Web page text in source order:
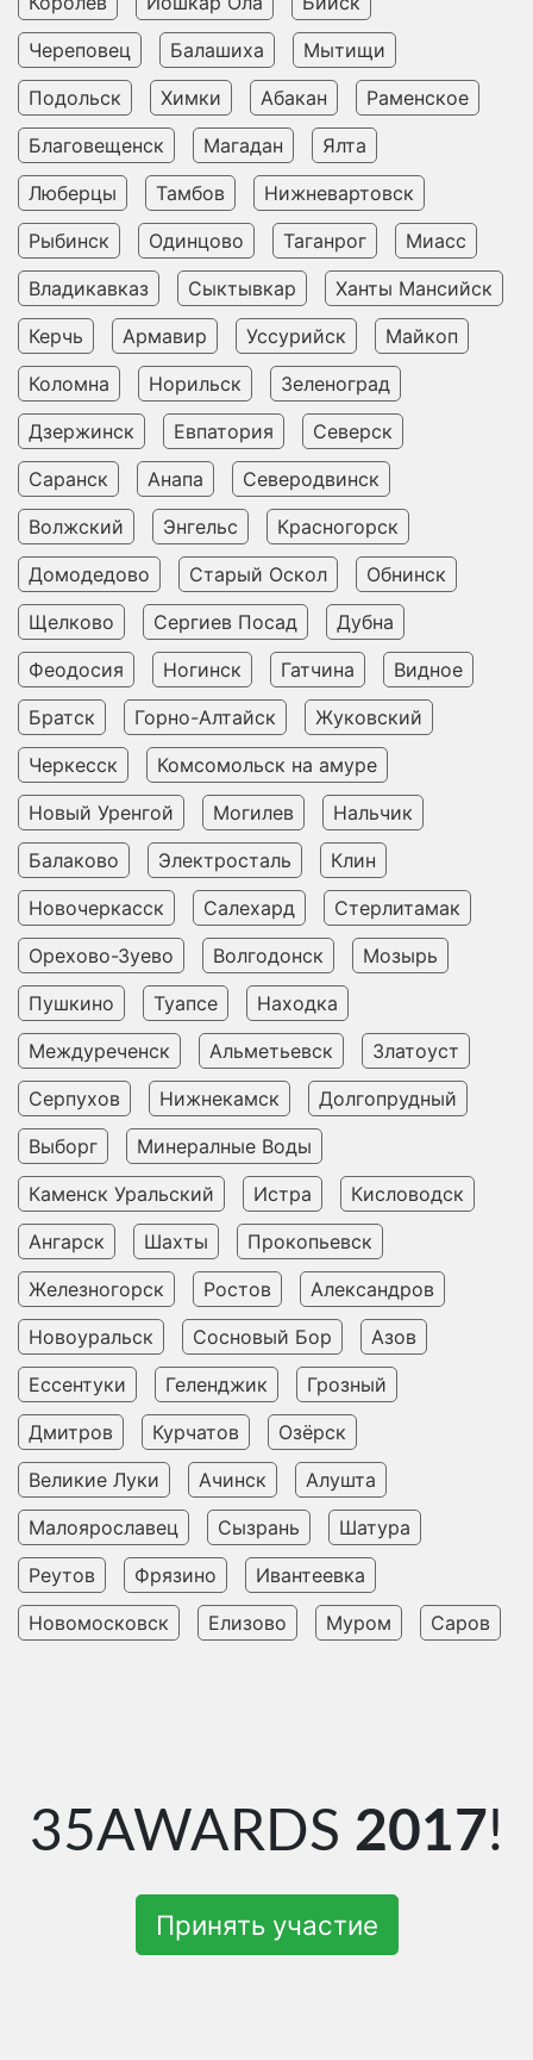
Череповец
Балашиха
Мытищи
Подольск
Химки Абакан
Раменское
Благовещенск
Магадан
Ялта
Люберцы
Тамбов
Нижневартовск
Рыбинск
Одинцово Таганрог
Миасс
Владикавказ
Сыктывкар
Ханты Мансийск
Керчь
Армавир Уссурийск
Майкоп
Коломна
Норильск
Зеленоград
Дзержинск
Евпатория
Северск
Саранск
Анапа
Северодвинск
Волжский
Энгельс
Красногорск
Домодедово
Старый Оскол
Обнинск
Щелково
Сергиев Посад
Дубна
Феодосия
Ногинск Гатчина
Видное
Братск
Горно-Алтайск
Жуковский
Черкесск
Комсомольск на амуре
Новый Уренгой
Могилев
Нальчик
Балаково
Электросталь
Клин
Новочеркасск
Салехард
Стерлитамак
Орехово-Зуево
Волгодонск
Мозырь
Пушкино
Туапсе
Находка
Междуреченск
Альметьевск
Златоуст
Серпухов
Нижнекамск
Долгопрудный
Выборг
Минералные Воды
Каменск Уральский
Истра
Кисловодск
Ангарск
Шахты
Прокопьевск
Железногорск
Ростов
Александров
Новоуральск
Сосновый Бор
Азов
Ессентуки
Геленджик
Грозный
Дмитров
Курчатов
Озёрск
Великие Луки
Ачинск
Алушта
Малоярославец
Сызрань
Шатура
Реутов
Фрязино
Ивантеевка
Новомосковск
Елизово Муром Саров
35AWARDS 2017!
Принять участие